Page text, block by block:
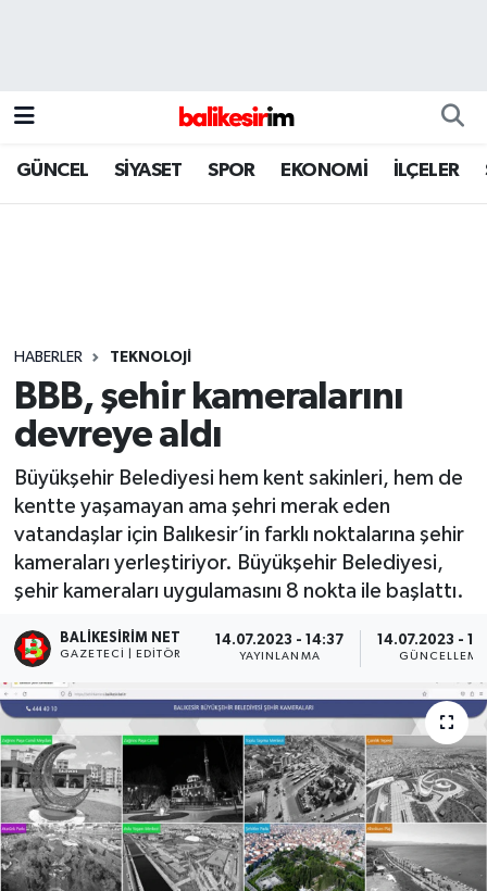
GÜNCEL SİYASET SPOR EKONOMİ İLÇELER
HABERLER TEKNOLOJİ
BBB, şehir kameralarını
devreye aldı
Büyükşehir Belediyesi hem kent sakinleri, hem de
kentte yaşamayan ama şehri merak eden
vatandaşlar için Balıkesir’in farklı noktalarına şehir
kameraları yerleştiriyor. Büyükşehir Belediyesi,
şehir kameraları uygulamasını 8 nokta ile başlattı.
BALIKESIRIM NET
GAZETECI | EDITÖR
14.07.2023 - 14:37
YAYINLANMA
14.07.2023 -
GÜNCELLEME